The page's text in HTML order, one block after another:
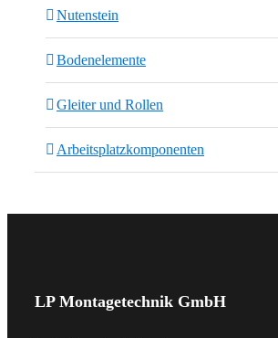
Nutenstein
Bodenelemente
Gleiter und Rollen
Arbeitsplatzkomponenten
LP Montagetechnik GmbH